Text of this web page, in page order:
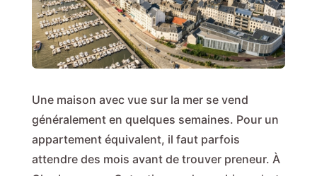
Une maison avec vue sur la mer se vend
généralement en quelques semaines. Pour un
appartement équivalent, il faut parfois
attendre des mois avant de trouver preneur. À